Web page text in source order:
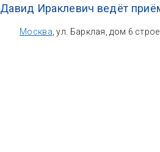
Давид Ираклевич ведёт
Москва , ул. Барклая, дом 6